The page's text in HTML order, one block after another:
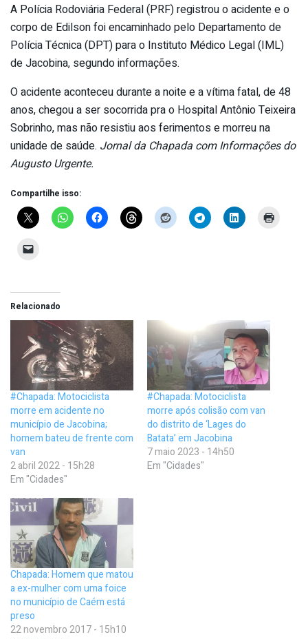
A Polícia Rodoviária Federal (PRF) registrou o acidente e o
corpo de Edilson foi encaminhado pelo Departamento de
Polícia Técnica (DPT) para o Instituto Médico Legal (IML)
de Jacobina, segundo informações.
O acidente aconteceu durante a noite e a vítima fatal, de 48
anos, chegou a ser socorrida pra o Hospital Antônio Teixeira
Sobrinho, mas não resistiu aos ferimentos e morreu na
unidade de saúde. Jornal da Chapada com Informações do
Augusto Urgente.
Compartilhe isso:
Relacionado
#Chapada: Motociclista
morre em acidente no
município de Jacobina;
homem bateu de frente com
van
2 abril 2022 - 15h28
Em "Cidades"
#Chapada: Motociclista
morre após colisão com van
do distrito de ‘Lages do
Batata’ em Jacobina
7 maio 2023 - 14h50
Em "Cidades"
Chapada: Homem que matou
a ex-mulher com uma foice
no município de Caém está
preso
22 novembro 2017 - 15h10